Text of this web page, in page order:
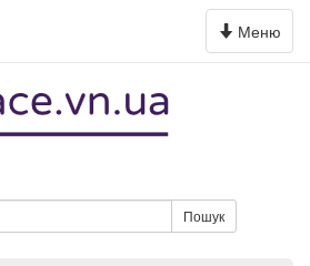
Toggle
navigation
Меню
Пошук